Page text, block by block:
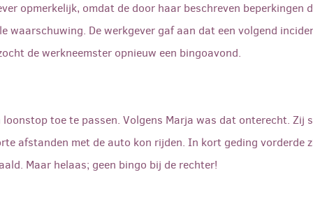
opmerkelijk, omdat de door haar beschreven beperkingen
waarschuwing. De werkgever gaf aan dat een volgend
de werkneemster opnieuw een bingoavond.
toe te passen. Volgens Marja was dat onterecht. Zij
afstanden met de auto kon rijden. In kort geding vorderde
Maar helaas; geen bingo bij de rechter!